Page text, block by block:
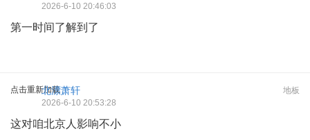
2026-6-10 20:46:03
第一时间了解到了
点击重新加载 地板
北漂萧轩
2026-6-10 20:53:28
这对咱北京人影响不小